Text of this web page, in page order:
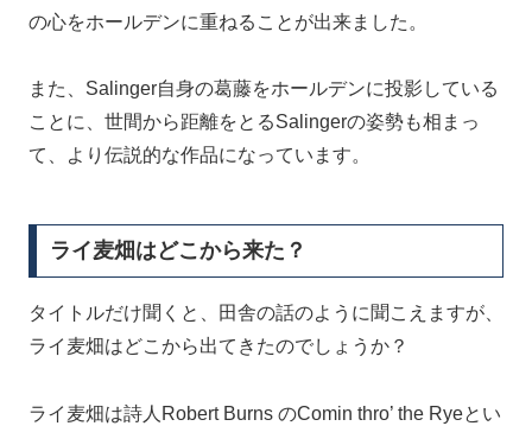
の心をホールデンに重ねることが出来ました。
また、Salinger自身の葛藤をホールデンに投影している
ことに、世間から距離をとるSalingerの姿勢も相まっ
て、より伝説的な作品になっています。
ライ麦畑はどこから来た？
タイトルだけ聞くと、田舎の話のように聞こえますが、
ライ麦畑はどこから出てきたのでしょうか？
ライ麦畑は詩人Robert Burns のComin thro’ the Ryeとい